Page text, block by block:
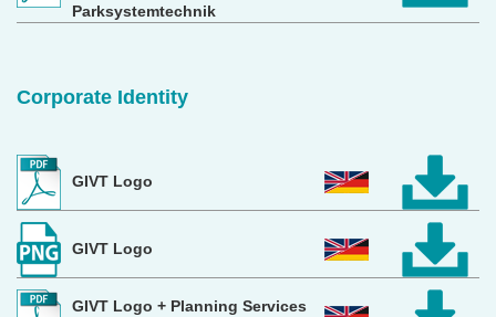
Parksystemtechnik
Corporate Identity
GIVT Logo
GIVT Logo
GIVT Logo + Planning Services